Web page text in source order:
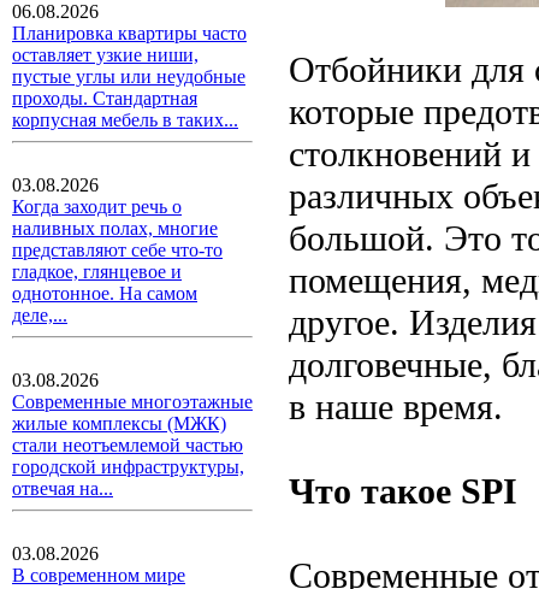
06.08.2026
Планировка квартиры часто
оставляет узкие ниши,
пустые углы или неудобные
проходы. Стандартная
корпусная мебель в таких...
03.08.2026
Когда заходит речь о
наливных полах, многие
представляют себе что-то
гладкое, глянцевое и
однотонное. На самом
деле,...
03.08.2026
Современные многоэтажные
жилые комплексы (МЖК)
стали неотъемлемой частью
городской инфраструктуры,
отвечая на...
03.08.2026
В современном мире
Отбойники для
которые
столкновений
различных
большой. Это
помещения,
другое.
долговечные,
в наше время.
Что такое SPI
Современные